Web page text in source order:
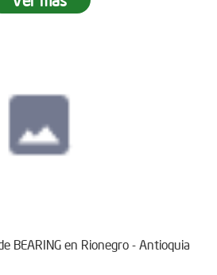
BEARING en Rionegro - Antioquia